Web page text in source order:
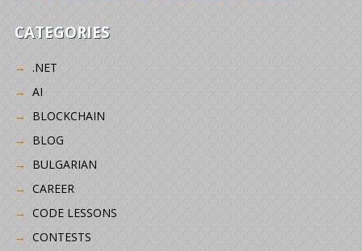
CATEGORIES
.NET
AI
BLOCKCHAIN
BLOG
BULGARIAN
CAREER
CODE LESSONS
CONTESTS